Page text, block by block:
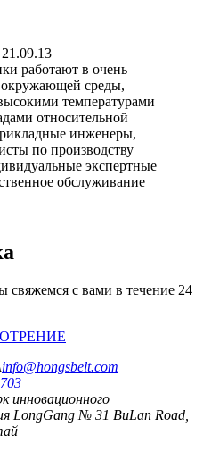
работают в очень
среды,
температурами
относительной
инженеры,
по производству
экспертные
обслуживание
свяжемся с вами в течение 24
info@hongsbelt.com
инновационного
LongGang № 31 BuLan Road,